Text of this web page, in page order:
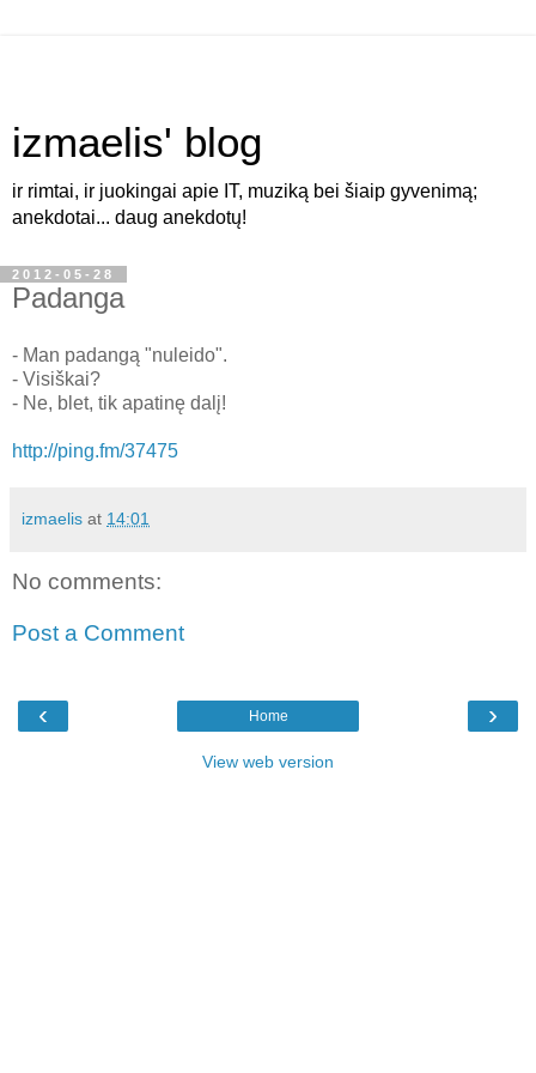
izmaelis' blog
ir rimtai, ir juokingai apie IT, muziką bei šiaip gyvenimą;
anekdotai... daug anekdotų!
2012-05-28
Padanga
- Man padangą "nuleido".
- Visiškai?
- Ne, blet, tik apatinę dalį!
http://ping.fm/37475
izmaelis at 14:01
No comments:
Post a Comment
‹ ›
Home
View web version